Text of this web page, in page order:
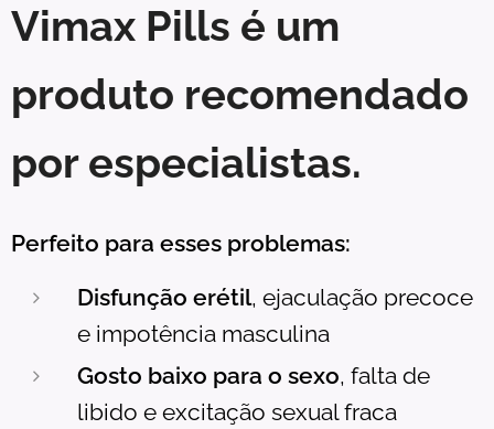
Vimax Pills é um
produto recomendado
por especialistas.
Perfeito para esses problemas:
Disfunção erétil, ejaculação precoce
e impotência masculina
Gosto baixo para o sexo, falta de
libido e excitação sexual fraca